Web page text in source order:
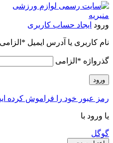
ورود ایجاد حساب کاربری
نام کاربری یا آدرس ایمیل * الزامی
گذرواژه * الزامی
ورود
رمز عبور خود را فراموش کرده
یا ورود با
گوگل